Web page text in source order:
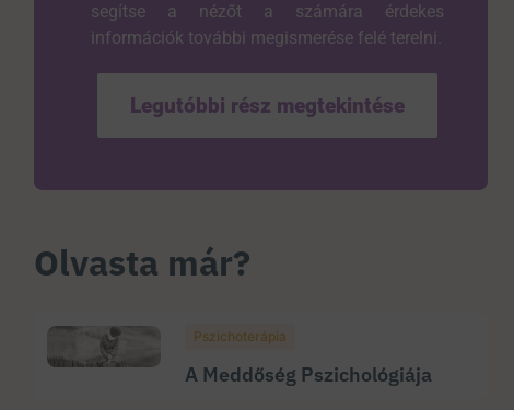
segítse a nézőt a számára érdekes
információk további megismerése felé terelni.
Legutóbbi rész megtekintése
Olvasta már?
Pszichoterápia
A Meddőség Pszichológiája